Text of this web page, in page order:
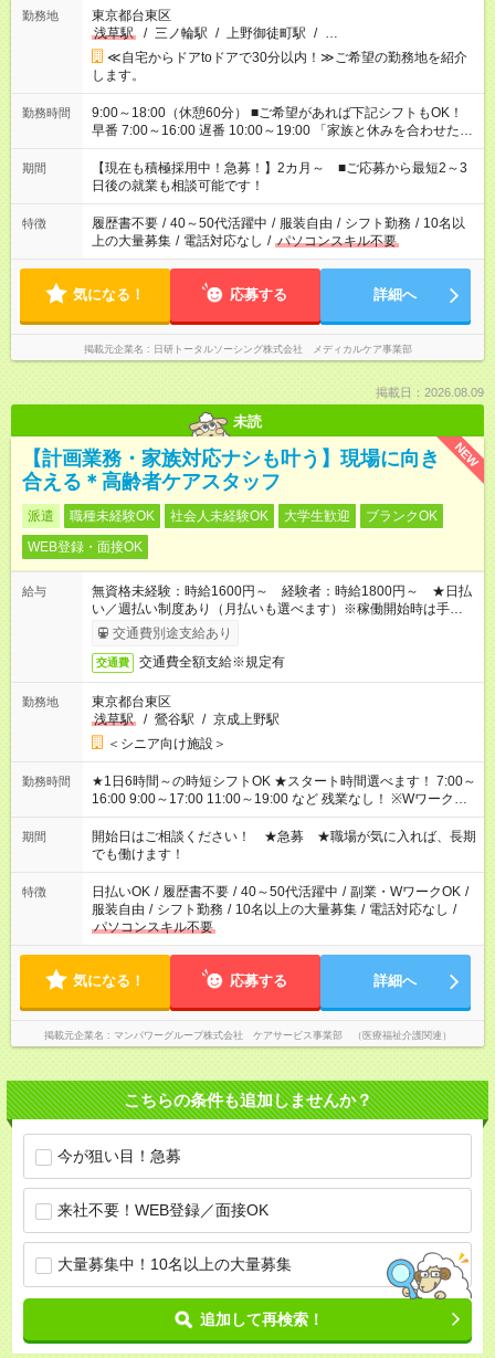
勤務地
東京都台東区
浅草駅
/ 三ノ輪駅 / 上野御徒町駅 / …
≪自宅からドアtoドアで30分以内！≫ご希望の勤務地を紹介
します。
勤務時間
9:00～18:00（休憩60分） ■ご希望があれば下記シフトもOK！
早番 7:00～16:00 遅番 10:00～19:00 「家族と休みを合わせた
い」 「余裕を持って夕飯の準備がしたい」 「できれば残業はし
たくない」 など、ご希望を教えてくださいね。 ※Wワーク希望
の方へ 今ご覧のお仕事で希望する勤務時間と、もう1つのお仕事
の勤務時間。 合計で週40時間を超える場合は応募できません。
期間
【現在も積極採用中！急募！】2カ月～ ■ご応募から最短2～3
日後の就業も相談可能です！
特徴 履歴書不要 / 40～50代活躍中 / 服装自由 / シフト勤務 / 10名以
上の大量募集 / 電話対応なし / パソコンスキル不要
気になる！ 応募する 詳細へ
掲載元企業名 日研トータルソーシング株式会社 メディカルケア事業部
掲載日：2026.08.09
未読
NEW
【計画業務・家族対応ナシも叶う】現場に向き
合える＊高齢者ケアスタッフ
派遣 職種未経験OK 社会人未経験OK 大学生歓迎
ブランクOK
WEB登録・面接OK
給与
無資格未経験：時給1600円～ 経験者：時給1800円～ ★日払
い／週払い制度あり（月払いも選べます）※稼働開始時は手続き
完了次第のお支払いとなります。
交通費別途支給あり
交通費 交通費全額支給※規定有
勤務地
東京都台東区
浅草駅
/ 鶯谷駅 / 京成上野駅
＜シニア向け施設＞
勤務時間
★1日6時間～の時短シフトOK ★スタート時間選べます！ 7:00～
16:00 9:00～17:00 11:00～19:00 など 残業なし！ ※Wワークの
場合、他のお仕事と合わせ週40時間超の就業はご案内できませ
ん ※法令に基づき、週20時間以上勤務は社会保険への加入対象
となります ※労働者派遣法（日雇い派遣の原則禁止）により、
短時間・短期間の就業はご案内が難しい場合があります
期間
開始日はご相談ください！ ★急募 ★職場が気に入れば、長期
でも働けます！
特徴 日払いOK / 履歴書不要 / 40～50代活躍中 / 副業・WワークOK /
服装自由 / シフト勤務 / 10名以上の大量募集 / 電話対応なし /
パソコンスキル不要
気になる！ 応募する 詳細へ
掲載元企業名 マンパワーグループ株式会社 ケアサービス事業部 （医療福祉介護関連）
こちらの条件も追加しませんか？
今が狙い目！急募
来社不要！WEB登録／面接OK
大量募集中！10名以上の大量募集
追加して再検索！